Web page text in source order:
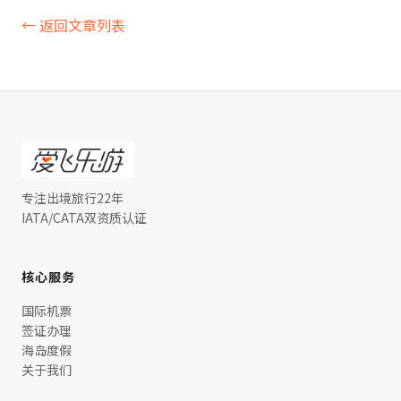
← 返回文章列表
专注出境旅行22年
IATA/CATA双资质认证
核心服务
国际机票
签证办理
海岛度假
关于我们